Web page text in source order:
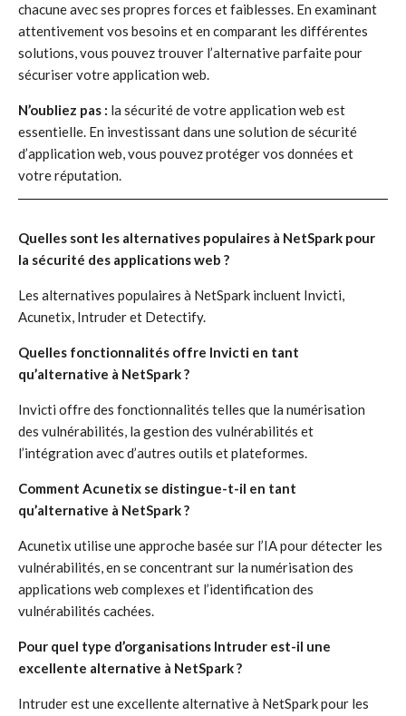
chacune avec ses propres forces et faiblesses. En examinant
attentivement vos besoins et en comparant les différentes
solutions, vous pouvez trouver l’alternative parfaite pour
sécuriser votre application web.
N’oubliez pas : la sécurité de votre application web est
essentielle. En investissant dans une solution de sécurité
d’application web, vous pouvez protéger vos données et
votre réputation.
Quelles sont les alternatives populaires à NetSpark pour
la sécurité des applications web ?
Les alternatives populaires à NetSpark incluent Invicti,
Acunetix, Intruder et Detectify.
Quelles fonctionnalités offre Invicti en tant
qu’alternative à NetSpark ?
Invicti offre des fonctionnalités telles que la numérisation
des vulnérabilités, la gestion des vulnérabilités et
l’intégration avec d’autres outils et plateformes.
Comment Acunetix se distingue-t-il en tant
qu’alternative à NetSpark ?
Acunetix utilise une approche basée sur l’IA pour détecter les
vulnérabilités, en se concentrant sur la numérisation des
applications web complexes et l’identification des
vulnérabilités cachées.
Pour quel type d’organisations Intruder est-il une
excellente alternative à NetSpark ?
Intruder est une excellente alternative à NetSpark pour les